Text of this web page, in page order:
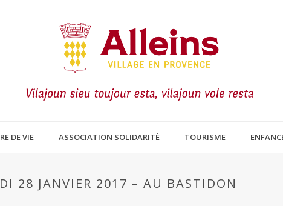
DE VIE ASSOCIATION SOLIDARITÉ TOURISME
28 JANVIER 2017 – AU BASTIDON